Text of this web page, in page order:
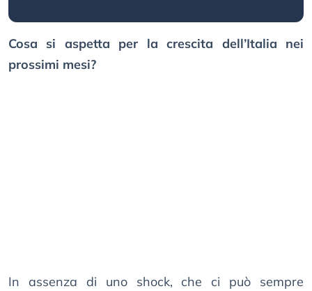
Cosa si aspetta per la crescita dell’Italia nei
prossimi mesi?
In assenza di uno shock, che ci può sempre